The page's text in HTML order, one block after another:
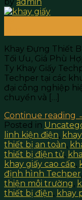
Khay Đựng Thiết
Tối Ưu, Giá Phù
Ty Khay Giấy
Techper tại các
đại công nghiệp
chuyển và […]
Continue reading
Posted in
linh kiện điện,
thiết bị an toàn,
thiết bị điện tử,
khay giấy cao cấp,
định hình Techper,
thiện môi trường,
thiết bị điện, khay